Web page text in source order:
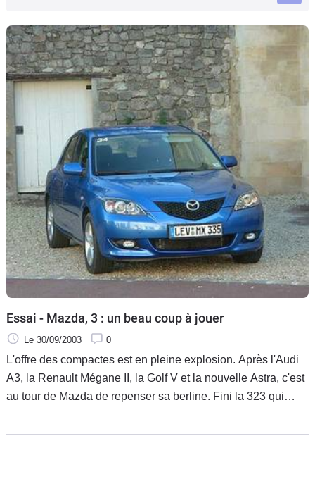
Services
Forum
Marques
Essai - Mazda, 3 : un beau coup à jouer
Le 30/09/2003 0
L'offre des compactes est en pleine explosion. Après l'Audi
A3, la Renault Mégane II, la Golf V et la nouvelle Astra, c'est
au tour de Mazda de repenser sa berline. Fini la 323 qui
cadette de la famille.